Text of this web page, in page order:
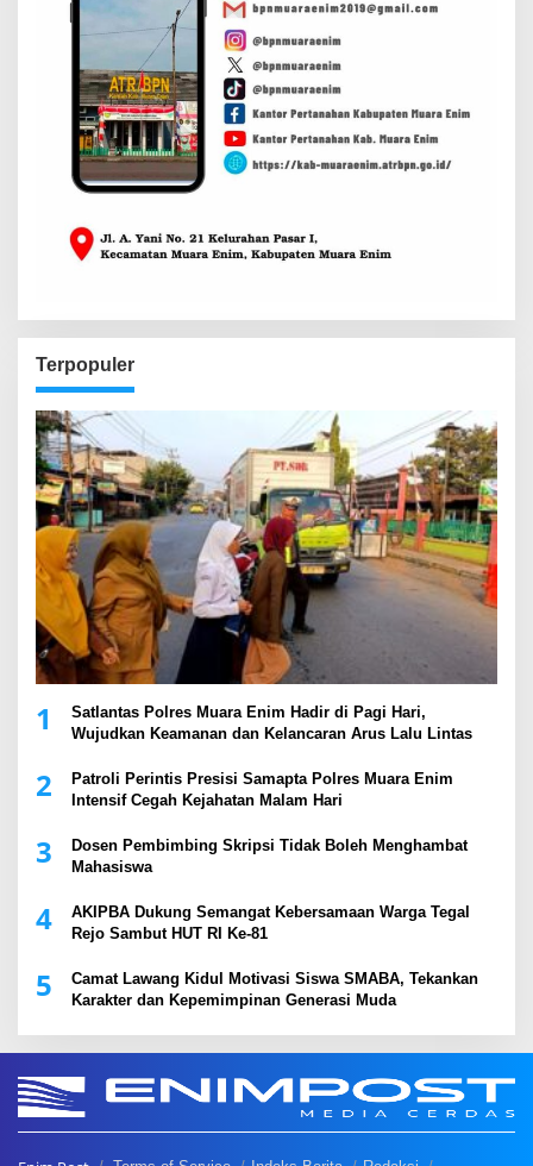
Terpopuler
1
Satlantas Polres Muara Enim Hadir di Pagi Hari,
Wujudkan Keamanan dan Kelancaran Arus Lalu Lintas
2
Patroli Perintis Presisi Samapta Polres Muara Enim
Intensif Cegah Kejahatan Malam Hari
3
Dosen Pembimbing Skripsi Tidak Boleh Menghambat
Mahasiswa
4
AKIPBA Dukung Semangat Kebersamaan Warga Tegal
Rejo Sambut HUT RI Ke-81
5
Camat Lawang Kidul Motivasi Siswa SMABA, Tekankan
Karakter dan Kepemimpinan Generasi Muda